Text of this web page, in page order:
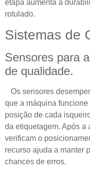
etapa aumenta a
rotulado.
Sistemas de
Sensores para
de qualidade.
Os sensores
que a máquina
posição de cada
da etiquetagem. Após a
verificam o
recurso ajuda a manter
chances de erros.